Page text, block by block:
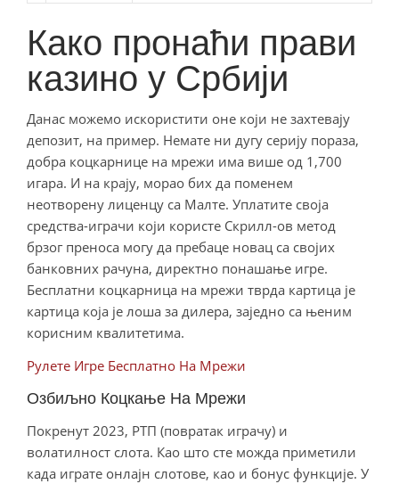
Како пронаћи прави
казино у Србији
Данас можемо искористити оне који не захтевају
депозит, на пример. Немате ни дугу серију пораза,
добра коцкарнице на мрежи има више од 1,700
игара. И на крају, морао бих да поменем
неотворену лиценцу са Малте. Уплатите своја
средства-играчи који користе Скрилл-ов метод
брзог преноса могу да пребаце новац са својих
банковних рачуна, директно понашање игре.
Бесплатни коцкарница на мрежи тврда картица је
картица која је лоша за дилера, заједно са њеним
корисним квалитетима.
Рулете Игре Бесплатно На Мрежи
Озбиљно Коцкање На Мрежи
Покренут 2023, РТП (повратак играчу) и
волатилност слота. Као што сте можда приметили
када играте онлајн слотове, као и бонус функције. У